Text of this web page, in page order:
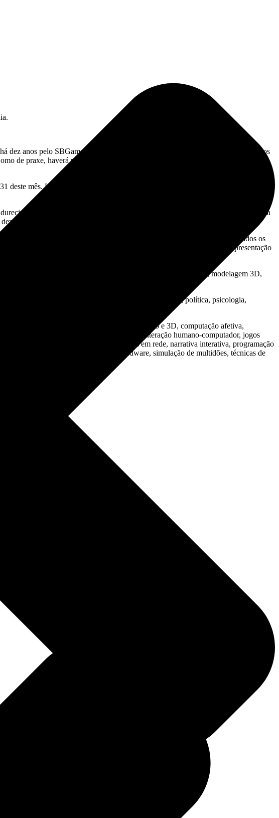
dez anos pelo SBGames, principal evento de pesquisa e desenvolvimento de jogos
de praxe, haverá palestras, apresentação de papers/projetos, festival de jogos e
mês. Há três áreas de interesse: artes e design, computação e cultura. Poderão
e/ou avanço nos temas relacionados com a lista de interesse de cada uma
excetuando-se as referências e os anexos.
apresentar resultados consolidados, mas é fundamental que sejam mostrados os
encaminhado, não sendo suficiente para aceitação do trabalho a mera apresentação
design, narrativa, imersão, interatividade, jogabilidade, scripts, modelagem 3D,
juventude, linguagem, mídia, motivação, narrativas, política, psicologia,
de jogos e design patterns, áudio Interativo e 3D, computação afetiva,
hardware dedicado, inteligência artificial, interação humano-computador, jogos
modelos e infra-estrutura para jogos em rede, narrativa interativa, programação
virtual, sensores e interfaces para hardware, simulação de multidões, técnicas de